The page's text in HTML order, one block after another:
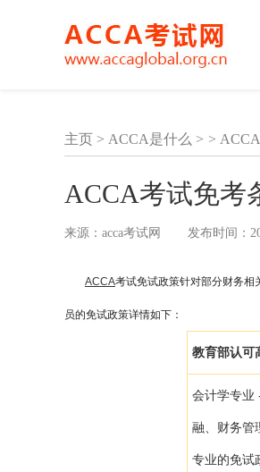
主页 > ACCA是什么 >
ACCA考试免考
来源：acca考试网 发布时间：
ACCA考试免试政策针对部分财务
员的免试政策详情如下：
教育部认可
会计学专业
融、财务管
专业的免试